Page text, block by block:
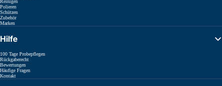
Reinigen
Polieren
Schützen
Zubehör
Marken
Hilfe
100 Tage Probepflegen
Rückgaberecht
Bewertungen
Häufige Fragen
Kontakt